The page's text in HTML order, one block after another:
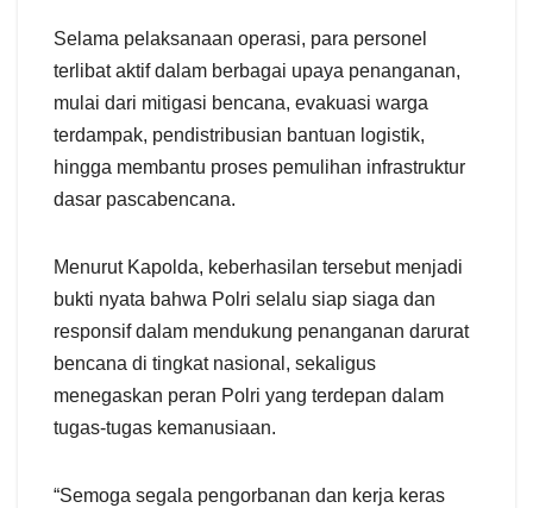
Selama pelaksanaan operasi, para personel
terlibat aktif dalam berbagai upaya penanganan,
mulai dari mitigasi bencana, evakuasi warga
terdampak, pendistribusian bantuan logistik,
hingga membantu proses pemulihan infrastruktur
dasar pascabencana.
Menurut Kapolda, keberhasilan tersebut menjadi
bukti nyata bahwa Polri selalu siap siaga dan
responsif dalam mendukung penanganan darurat
bencana di tingkat nasional, sekaligus
menegaskan peran Polri yang terdepan dalam
tugas-tugas kemanusiaan.
“Semoga segala pengorbanan dan kerja keras